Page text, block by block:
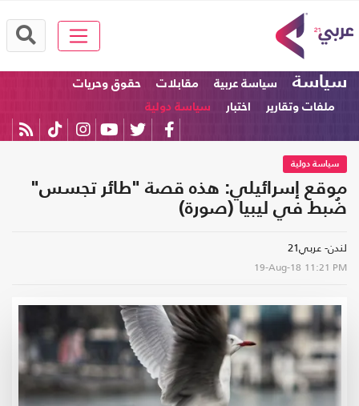
سياسة سياسة عربية مقابلات
حقوق وحريات
ملفات وتقارير
اختبار سياسة دولية
سياسة دولية
موقع إسرائيلي: هذه قصة "طائر تجسس"
ضُبط في ليبيا (صورة)
لندن- عربي21
19-Aug-18 11:21 PM